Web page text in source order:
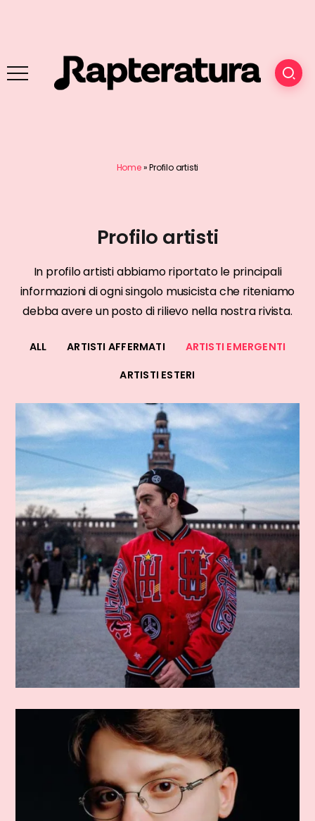
Home»Profilo artisti
Profilo artisti
In profilo artisti abbiamo riportato le principali
informazioni di ogni singolo musicista che riteniamo
debba avere un posto di rilievo nella nostra rivista.
ALL ARTISTI AFFERMATI ARTISTI EMERGENTI
ARTISTI ESTERI